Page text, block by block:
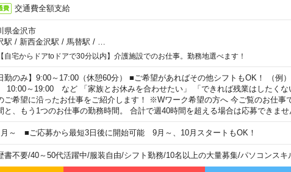
費 交通費全額支給
県金沢市
駅 / 新西金沢駅 / 馬替駅 /
自宅からドアtoドアで30分以内】介護施設でのお仕事。勤務地選べます！
勤のみ】9:00～17:00（休憩60分） ■ご希望があればその他シフトもOK！ （例
～19:00 など 「家族とお休みを合わせたい」 「できれば残業はしたくな
ご希望に沿ったお仕事をご紹介します！ ※Wワーク希望の方へ 今ご覧のお仕事
と、もう1つのお仕事の勤務時間。 合計で週40時間を超える場合は応募できませ
～ ■ご応募から最短3日後に開始可能 9月～、10月スタートもOK！
書不要/40～50代活躍中/服装自由/シフト勤務/10名以上の大量募集/パソコンスキ